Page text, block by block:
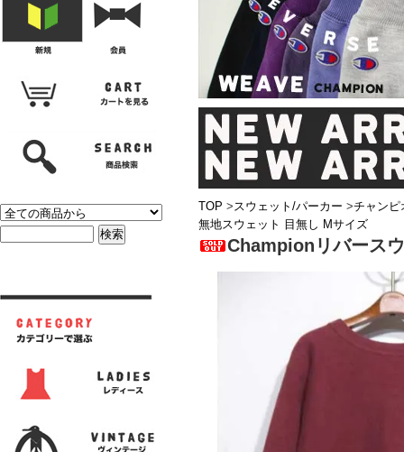
TOP >スウェット/パーカー >チャンピ
無地スウェット 目無し Mサイズ
Championリバース